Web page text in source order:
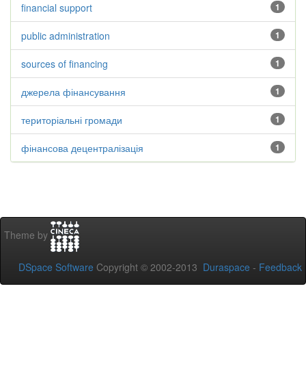
1
financial support
1
public administration
1
sources of financing
1
джерела фінансування
1
територіальні громади
1
фінансова децентралізація
Theme by
DSpace Software Copyright © 2002-2013 Duraspace - Feedback